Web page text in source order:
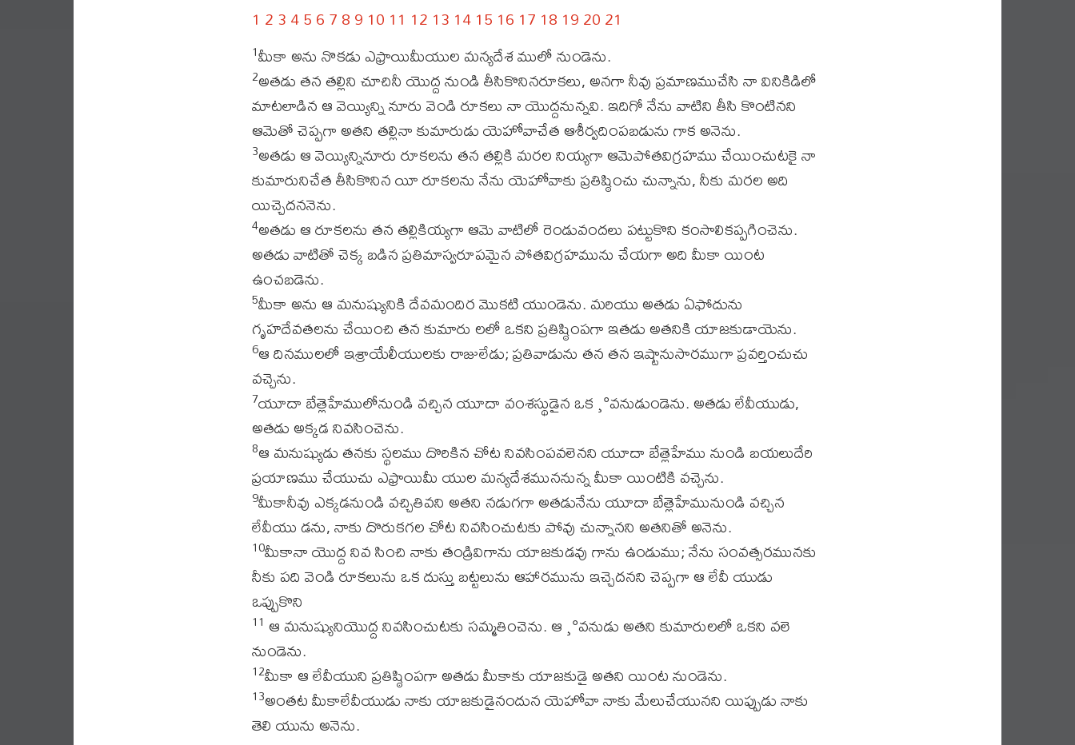
1 23456789 10 11 12 13 1415 16 17 18 192021
1మీకా అను నొకడు ఎఫ్రాయిమీయుల మన్యదేశ ములో నుండెను.
2అతడు తన తల్లిని చూచినీ యొద్ద నుండి తీసికొనినరూకలు, అనగా నీవు ప్రమాణముచేసి నా వినికిడిలో
మాటలాడిన ఆ వెయ్యిన్ని నూరు వెండి రూకలు నా యొద్దనున్నవి. ఇదిగో నేను వాటిని తీసి కొంటినని
ఆమెతో చెప్పగా అతని తల్లినా కుమారుడు యెహోవాచేత ఆశీర్వదింపబడును గాక అనెను.
3అతడు ఆ వెయ్యిన్నినూరు రూకలను తన తల్లికి మరల నియ్యగా ఆమెపోతవిగ్రహము చేయించుటకై నా
కుమారునిచేత తీసికొనిన యీ రూకలను నేను యెహోవాకు ప్రతిష్ఠించు చున్నాను, నీకు మరల అది
యిచ్చెదననెను.
4అతడు ఆ రూకలను తన తల్లికియ్యగా ఆమె వాటిలో రెండువందలు పట్టుకొని కంసాలికప్పగించెను.
అతడు వాటితో చెక్క బడిన ప్రతిమాస్వరూపమైన పోతవిగ్రహమును చేయగా అది మీకా యింట
ఉంచబడెను.
5మీకా అను ఆ మనుష్యునికి దేవమందిర మొకటి యుండెను. మరియు అతడు ఏఫోదును
గృహదేవతలను చేయించి తన కుమారు లలో ఒకని ప్రతిష్ఠింపగా ఇతడు అతనికి యాజకుడాయెను.
6ఆ దినములలో ఇశ్రాయేలీయులకు రాజులేడు; ప్రతివాడును తన తన ఇష్టానుసారముగా ప్రవర్తించుచు
వచ్చెను.
7యూదా బేత్లెహేములోనుండి వచ్చిన యూదా వంశస్థుడైన ఒక ¸°వనుడుండెను. అతడు లేవీయుడు,
అతడు అక్కడ నివసించెను.
8ఆ మనుష్యుడు తనకు స్థలము దొరికిన చోట నివసింపవలెనని యూదా బేత్లెహేము నుండి బయలుదేరి
ప్రయాణము చేయుచు ఎఫ్రాయిమీ యుల మన్యదేశముననున్న మీకా యింటికి వచ్చెను.
9మీకానీవు ఎక్కడనుండి వచ్చితివని అతని నడుగగా అతడునేను యూదా బేత్లెహేమునుండి వచ్చిన
లేవీయు డను, నాకు దొరుకగల చోట నివసించుటకు పోవు చున్నానని అతనితో అనెను.
10మీకానా యొద్ద నివ సించి నాకు తండ్రివిగాను యాజకుడవు గాను ఉండుము; నేను సంవత్సరమునకు
నీకు పది వెండి రూకలును ఒక దుస్తు బట్టలును ఆహారమును ఇచ్చెదనని చెప్పగా ఆ లేవీ యుడు
ఒప్పుకొని
11 ఆ మనుష్యునియొద్ద నివసించుటకు సమ్మతించెను. ఆ ¸°వనుడు అతని కుమారులలో ఒకని వలె
నుండెను.
12మీకా ఆ లేవీయుని ప్రతిష్ఠింపగా అతడు మీకాకు యాజకుడై అతని యింట నుండెను.
13అంతట మీకాలేవీయుడు నాకు యాజకుడైనందున యెహోవా నాకు మేలుచేయునని యిప్పుడు నాకు
తెలి యును అనెను.